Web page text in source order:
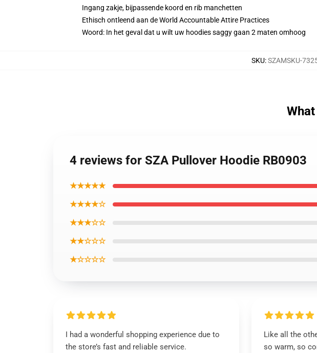
Ingang zakje, bijpassende koord en rib manchetten
Ethisch ontleend aan de World Accountable Attire Practices
Woord: In het geval dat u wilt uw hoodies saggy gaan 2 maten omhoog
SKU:SZAMSKU-
4 reviews for SZA Pullover Hoodie RB0903
★★★★★
★★★★☆
★★★☆☆
★★☆☆☆
★☆☆☆☆
I had a wonderful shopping experience due to
the store’s fast and reliable service.
Like all the
so warm, so